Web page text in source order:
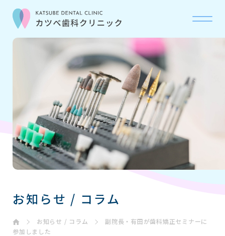
当院について ABOUT
診療科目 OUR CARE
初診の流れ FLOW
お知らせ / コラム
お知らせ / コラム
副院長・有田が歯科矯正セミナーに
参加しました